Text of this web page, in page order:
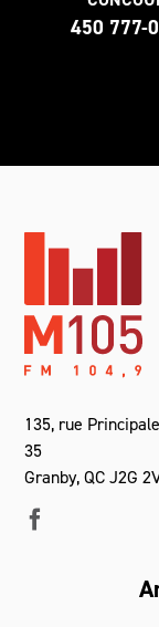
450 777-
135, rue
35
Granby, QC J2G